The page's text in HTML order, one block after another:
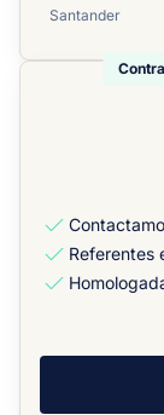
Santander
Referentes